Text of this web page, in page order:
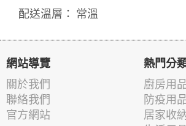
配送溫層： 常溫
網站導覽
關於我們
聯絡我們
官方網站
熱門分
廚房用
防疫用
居家收